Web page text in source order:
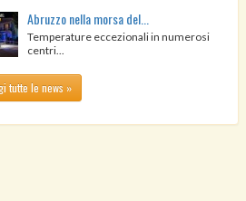
Abruzzo nella morsa del...
Temperature eccezionali in numerosi
centri...
tutte le news »